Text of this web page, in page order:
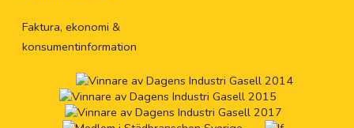
Faktura, ekonomi &
konsumentinformation